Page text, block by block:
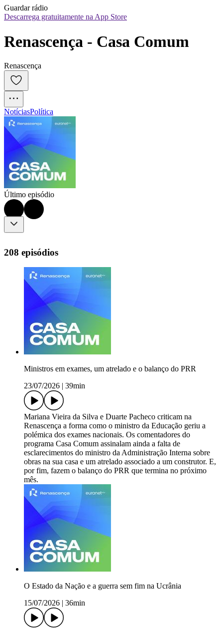
Guardar rádio
Descarrega gratuitamente na App Store
Renascença - Casa Comum
Renascença
NotíciasPolítica
Último episódio
208 episódios
Ministros em exames, um atrelado e o balanço do PRR
23/07/2026
39min
Mariana Vieira da Silva e Duarte Pacheco criticam na
Renascença a forma como o ministro da Educação geriu a
polémica dos exames nacionais. Os comentadores do
programa Casa Comum assinalam ainda a falta de
esclarecimentos do ministro da Administração Interna sobre
obras na sua casa e um atrelado associado a um construtor. E,
por fim, fazem o balanço do PRR que termina no próximo
mês.
O Estado da Nação e a guerra sem fim na Ucrânia
15/07/2026
36min